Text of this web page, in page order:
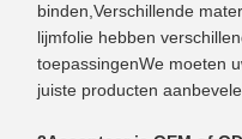
binden,Verschillende
lijmfolie hebben
toepassingenWe moeten
juiste producten